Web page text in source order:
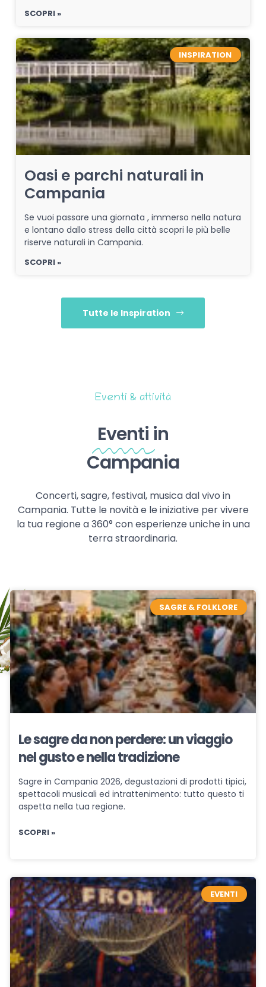
SCOPRI »
INSPIRATION
Oasi e parchi naturali in
Campania
Se vuoi passare una giornata , immerso nella natura
e lontano dallo stress della città scopri le più belle
riserve naturali in Campania.
SCOPRI »
Tutte le Inspiration
Eventi & attività
Eventi in
Campania
Concerti, sagre, festival, musica dal vivo in
Campania. Tutte le novità e le iniziative per vivere
la tua regione a 360° con esperienze uniche in una
terra straordinaria.
SAGRE & FOLKLORE
Le sagre da non perdere: un viaggio
nel gusto e nella tradizione
Sagre in Campania 2026, degustazioni di prodotti tipici,
spettacoli musicali ed intrattenimento: tutto questo ti
aspetta nella tua regione.
SCOPRI »
EVENTI